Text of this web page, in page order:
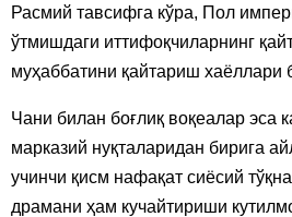
Расмий тавсифга кўра, Пол
ўтмишдаги иттифоқчиларнинг
муҳаббатини қайтариш хаёллари
Чани билан боғлиқ воқеалар эса
марказий нуқталаридан бирига
учинчи қисм нафақат сиёсий
драмани ҳам кучайтириши